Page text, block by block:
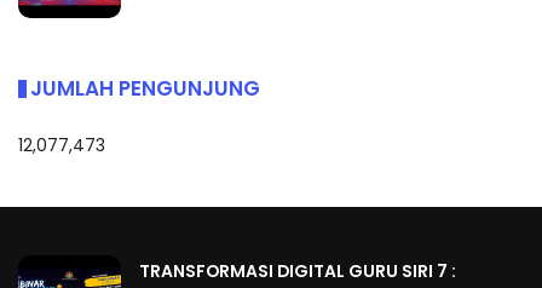
JUMLAH PENGUNJUNG
12,077,473
TRANSFORMASI DIGITAL GURU SIRI 7 :